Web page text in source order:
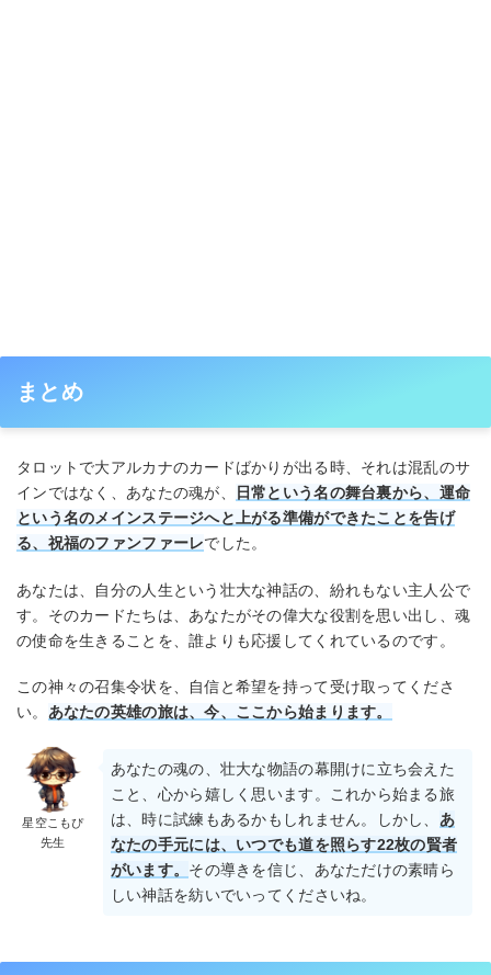
まとめ
タロットで大アルカナのカードばかりが出る時、それは混乱のサ
インではなく、あなたの魂が、
日常という名の舞台裏から、運命
という名のメインステージへと上がる準備ができたことを告げ
る、祝福のファンファーレでした。
あなたは、自分の人生という壮大な神話の、紛れもない主人公で
す。そのカードたちは、あなたがその偉大な役割を思い出し、魂
の使命を生きることを、誰よりも応援してくれているのです。
この神々の召集令状を、自信と希望を持って受け取ってくださ
い。 あなたの英雄の旅は、今、ここから始まります。
星空こもぴ
先生
あなたの魂の、壮大な物語の幕開けに立ち会えた
こと、心から嬉しく思います。これから始まる旅
は、時に試練もあるかもしれません。しかし、 あ
なたの手元には、いつでも道を照らす22枚の賢者
がいます。 その導きを信じ、あなただけの素晴ら
しい神話を紡いでいってくださいね。